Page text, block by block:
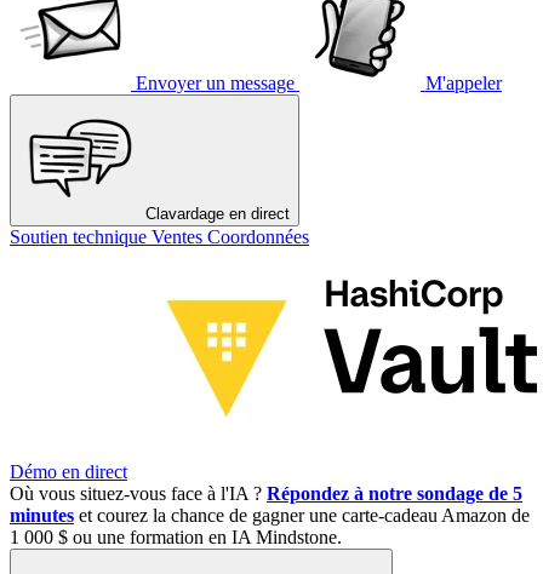
Envoyer un message M'appeler
Clavardage en direct
Soutien technique Ventes Coordonnées
Démo en direct
Où vous situez-vous face à l'IA ? Répondez à notre sondage de 5
minutes et courez la chance de gagner une carte-cadeau Amazon de
1 000 $ ou une formation en IA Mindstone.